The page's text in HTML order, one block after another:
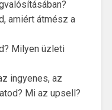
amiért átmész a
Milyen üzleti
ingyenes, az
Mi az upsell?